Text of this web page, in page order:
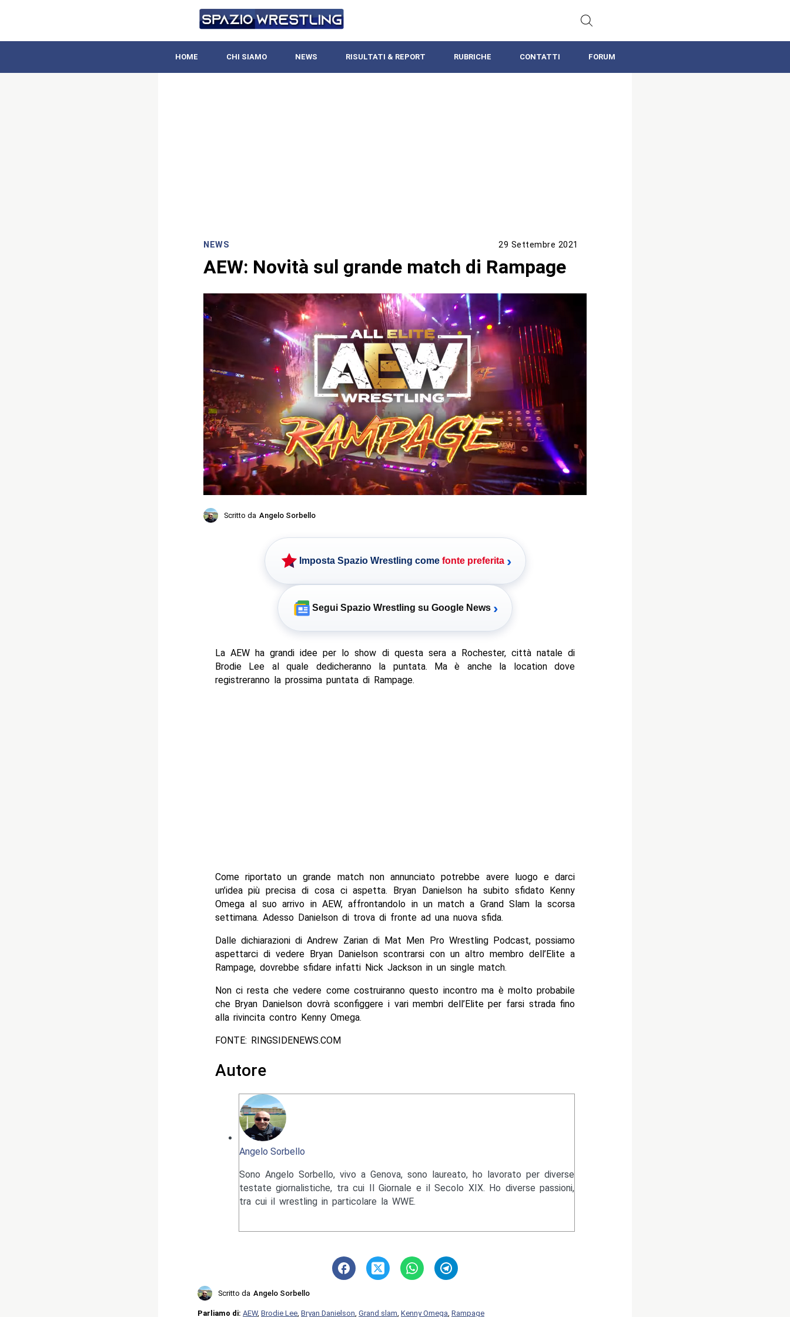
HOME CHI SIAMO NEWS RISULTATI & REPORT RUBRICHE CONTATTI FORUM
NEWS 29 Settembre 2021
AEW: Novità sul grande match di Rampage
Scritto da Angelo Sorbello
Imposta Spazio Wrestling come fonte preferita ›
Segui Spazio Wrestling su Google News ›
La AEW ha grandi idee per lo show di questa sera a Rochester, città natale di
Brodie Lee al quale dedicheranno la puntata. Ma è anche la location dove
registreranno la prossima puntata di Rampage.
Come riportato un grande match non annunciato potrebbe avere luogo e darci
un’idea più precisa di cosa ci aspetta. Bryan Danielson ha subito sfidato Kenny
Omega al suo arrivo in AEW, affrontandolo in un match a Grand Slam la scorsa
settimana. Adesso Danielson di trova di fronte ad una nuova sfida.
Dalle dichiarazioni di Andrew Zarian di Mat Men Pro Wrestling Podcast, possiamo
aspettarci di vedere Bryan Danielson scontrarsi con un altro membro dell’Elite a
Rampage, dovrebbe sfidare infatti Nick Jackson in un single match.
Non ci resta che vedere come costruiranno questo incontro ma è molto probabile
che Bryan Danielson dovrà sconfiggere i vari membri dell’Elite per farsi strada fino
alla rivincita contro Kenny Omega.
FONTE: RINGSIDENEWS.COM
Autore
Angelo Sorbello
Sono Angelo Sorbello, vivo a Genova, sono laureato, ho lavorato per diverse
testate giornalistiche, tra cui Il Giornale e il Secolo XIX. Ho diverse passioni,
tra cui il wrestling in particolare la WWE.
Scritto da Angelo Sorbello
Parliamo di: AEW, Brodie Lee Bryan Danielson Grand slam Kenny Omega Rampage